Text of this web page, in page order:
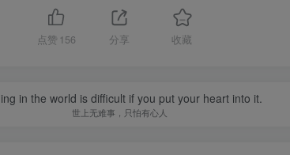
点赞 156 分享 收藏
in the world is difficult if you put your heart into it.
世上无难事，只怕有心人